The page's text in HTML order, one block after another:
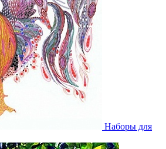
Наборы для